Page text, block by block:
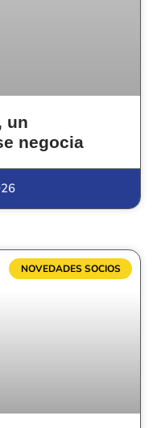
un
negocia
NOVEDADES SOCIOS